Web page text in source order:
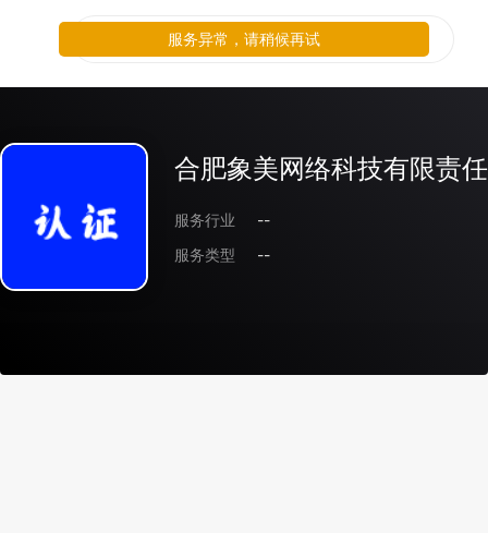
合肥象美网络科技有限责
服务行业
--
服务类型
--
服务异常，请稍候再试